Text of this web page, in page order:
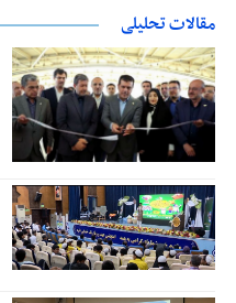
مقالات تحلیلی